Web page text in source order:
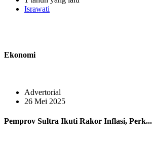
Israwati
Ekonomi
Advertorial
26 Mei 2025
Pemprov Sultra Ikuti Rakor Inflasi, Perk...